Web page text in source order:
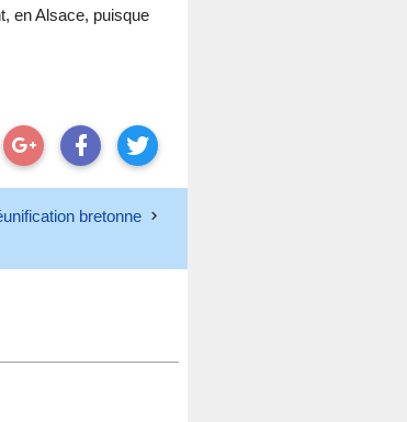
en Alsace, puisque
bretonne